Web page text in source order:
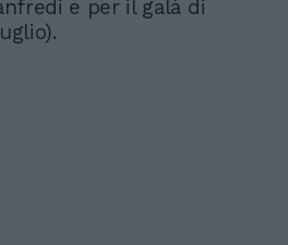
e per il galà di